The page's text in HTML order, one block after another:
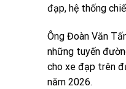
đạp, hệ thống
Ông Đoàn Văn
những tuyến
cho xe đạp trên
năm 2026.